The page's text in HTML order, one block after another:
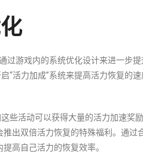
过游戏内的系统优化设计来进一步
“活力加成”系统来提高活力恢复的
些活动可以获得大量的活力加速奖励
出双倍活力恢复的特殊福利。通过
高自己活力的恢复效率。